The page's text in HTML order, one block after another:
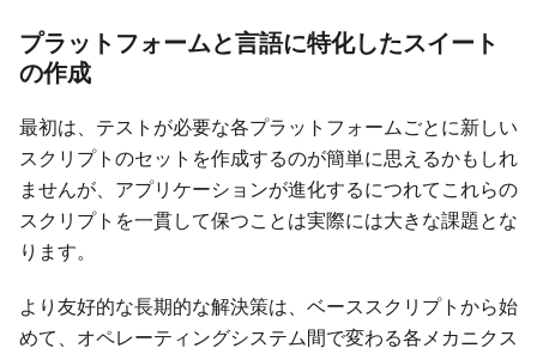
プラットフォームと言語に特化したスイート
の作成
最初は、テストが必要な各プラットフォームごとに新しい
スクリプトのセットを作成するのが簡単に思えるかもしれ
ませんが、アプリケーションが進化するにつれてこれらの
スクリプトを一貫して保つことは実際には大きな課題とな
ります。
より友好的な長期的な解決策は、ベーススクリプトから始
めて、オペレーティングシステム間で変わる各メカニクス